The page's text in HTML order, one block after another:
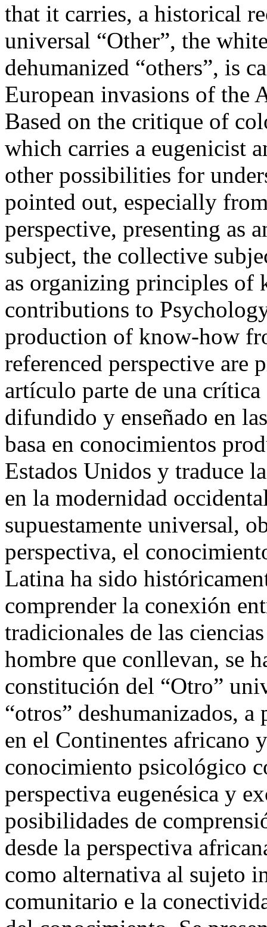
that it carries, a historical
universal “Other”, the
dehumanized “others”, is
European invasions of the
Based on the critique of
which carries a eugenicist
other possibilities for
pointed out, especially
perspective, presenting as
subject, the collective
as organizing principles of
contributions to
production of know-how
referenced perspective are
artículo parte de una
difundido y enseñado en
basa en conocimientos
Estados Unidos y traduce
en la modernidad
supuestamente universal,
perspectiva, el
Latina ha sido
comprender la conexión
tradicionales de las
hombre que conllevan, se
constitución del “Otro”
“otros” deshumanizados,
en el Continentes africano
conocimiento psicológico
perspectiva eugenésica y
posibilidades de
desde la perspectiva
como alternativa al sujeto
comunitario e la